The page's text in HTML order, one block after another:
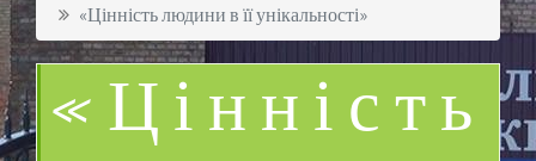
«Цінність людини в її унікальності»
«Цінність